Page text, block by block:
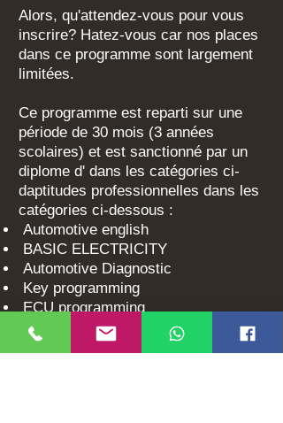
Alors, qu'attendez-vous pour vous
inscrire? Hatez-vous car nos places
dans ce programme sont largement
limitées.
Ce programme est reparti sur une
période de 30 mois (3 années
scolaires) et est sanctionné par un
diplome d' dans les catégories ci-
daptitudes professionnelles dans les
catégories ci-dessous :
Automotive english
BASIC ELECTRICITY
Automotive Diagnostic
Key programming
ECU programming
ECU chip tunning
ALLDATA SOFTWARE